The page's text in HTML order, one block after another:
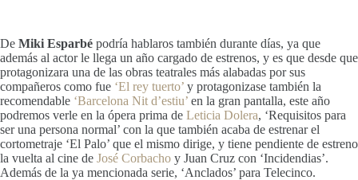
De Miki Esparbé podría hablaros también durante días, ya que
además al actor le llega un año cargado de estrenos, y es que desde que
protagonizara una de las obras teatrales más alabadas por sus
compañeros como fue ‘El rey tuerto’ y protagonizase también la
recomendable ‘Barcelona Nit d’estiu’ en la gran pantalla, este año
podremos verle en la ópera prima de Leticia Dolera, ‘Requisitos para
ser una persona normal’ con la que también acaba de estrenar el
cortometraje ‘El Palo’ que el mismo dirige, y tiene pendiente de estreno
la vuelta al cine de José Corbacho y Juan Cruz con ‘Incidendias’.
Además de la ya mencionada serie, ‘Anclados’ para Telecinco.